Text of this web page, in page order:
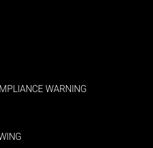
WARNING